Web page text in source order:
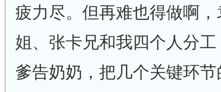
疲力尽。但再难也得做啊
姐、张卡兄和我四个人分
爹告奶奶，把几个关键环